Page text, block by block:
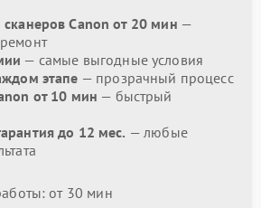
Canon от 20 мин —
— самые выгодные условия
этапе — прозрачный процесс
от 10 мин — быстрый
до 12 мес. — любые
от 30 мин